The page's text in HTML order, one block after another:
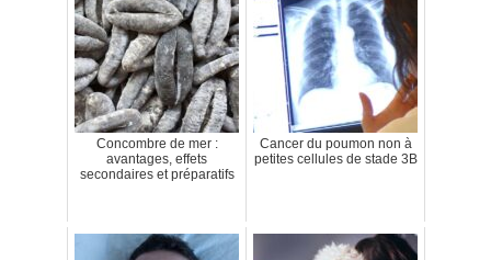
Concombre de mer :
avantages, effets
secondaires et préparatifs
Cancer du poumon non à
petites cellules de stade 3B